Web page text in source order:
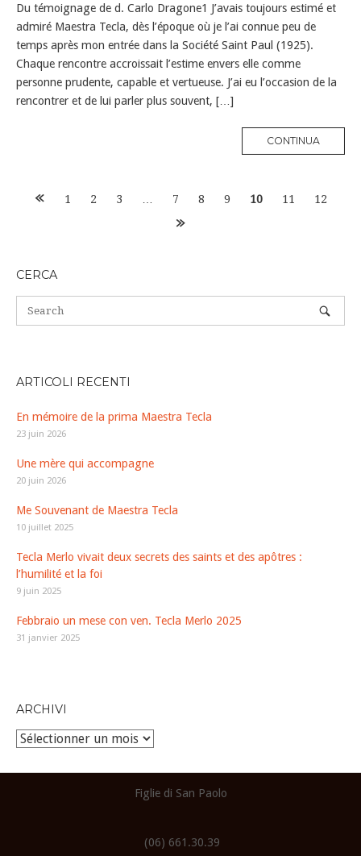
Du témoignage de d. Carlo Dragone1 J’avais toujours estimé et
admiré Maestra Tecla, dès l’époque où je l’ai connue peu de
temps après mon entrée dans la Société Saint Paul (1925).
Chaque rencontre accroissait l’estime envers elle comme
personne prudente, capable et vertueuse. J’ai eu l’occasion de la
rencontrer et de lui parler plus souvent, […]
CONTINUAMORE
Posts
navigation
1 2 3 7 8 9 10 11 12
CERCA
ARTICOLI RECENTI
En mémoire de la prima Maestra Tecla
23 juin 2026
Une mère qui accompagne
20 juin 2026
Me Souvenant de Maestra Tecla
10 juillet 2025
Tecla Merlo vivait deux secrets des saints et des apôtres :
l’humilité et la foi
9 juin 2025
Febbraio un mese con ven. Tecla Merlo 2025
31 janvier 2025
ARCHIVI
Archivi
Figlie di San Paolo
(06) 661.30.39